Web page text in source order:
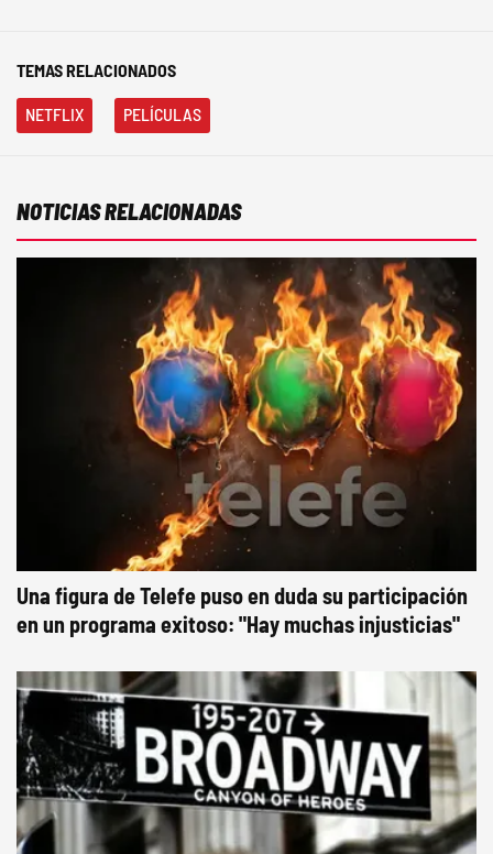
TEMAS RELACIONADOS
NETFLIX PELÍCULAS
NOTICIAS RELACIONADAS
Una figura de Telefe puso en duda su participación
en un programa exitoso: "Hay muchas injusticias"